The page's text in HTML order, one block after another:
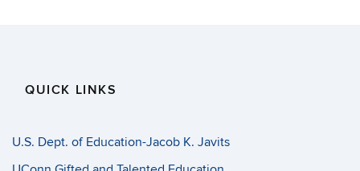
QUICK LINKS
U.S. Dept. of Education-Jacob K. Javits